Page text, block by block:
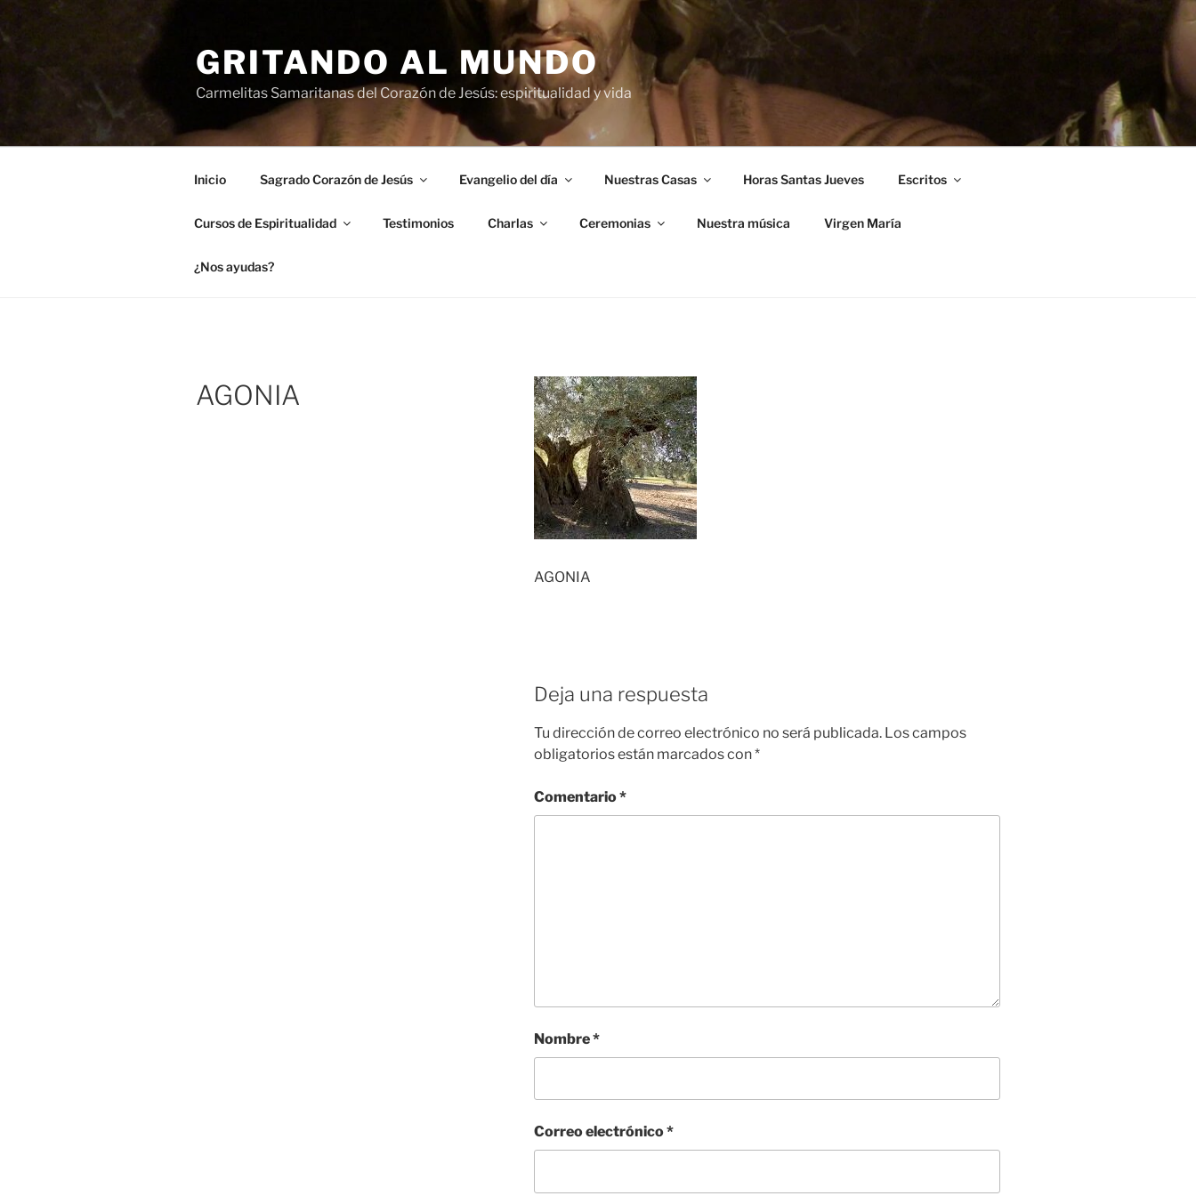
contenido
GRITANDO AL MUNDO
Carmelitas Samaritanas del Corazón de Jesús: espiritualidad y vida
Inicio Sagrado Corazón de Jesús Evangelio del día Nuestras Casas Horas Santas Jueves Escritos
Cursos de Espiritualidad Testimonios Charlas Ceremonias Nuestra música Virgen María
¿Nos ayudas?
AGONIA
AGONIA
Deja una respuesta
Tu dirección de correo electrónico no será publicada. Los campos
obligatorios están marcados con*
Comentario*
Nombre*
Correo electrónico*